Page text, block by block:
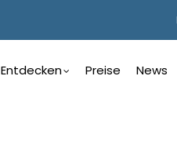
Entdecken Preise News